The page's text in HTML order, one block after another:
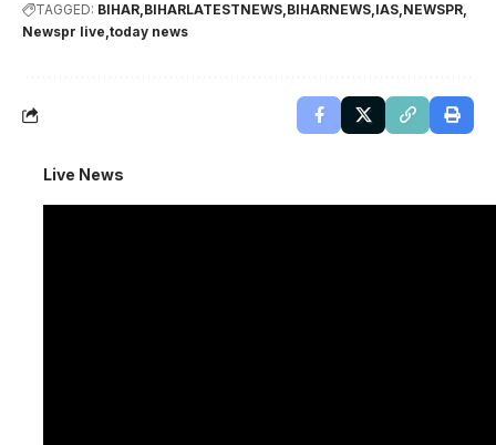
TAGGED: BIHAR BIHARLATESTNEWS BIHARNEWS IAS NEWSPR
Newspr live today news
Live News